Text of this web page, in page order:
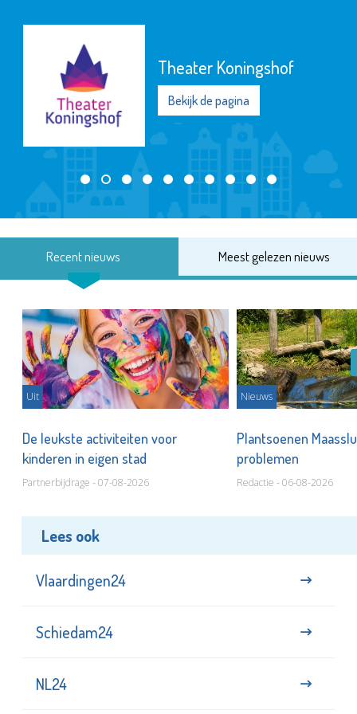
Theater Koningshof
Bekijk de pagina
Recent nieuws Meest gelezen nieuws
Uit
De leukste activiteiten voor
kinderen in eigen stad
Partnerbijdrage - 07-08-2026
Nieuws
Plantsoenen
problemen
Redactie - 06-08-2026
Lees ook
Vlaardingen24
Schiedam24
NL24